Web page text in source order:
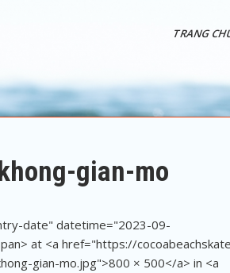
TRANG
gian-mo
date" datetime="2023-09-
at <a href="https://
gian-mo.jpg">800 × 500</a> in <a